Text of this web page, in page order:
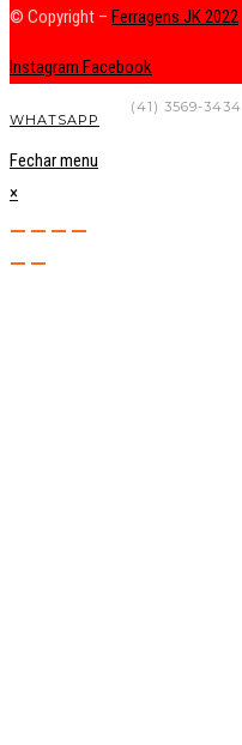
© Copyright – Ferragens JK 2022
Instagram Facebook
(41) 3569-3434
WHATSAPP
Fechar menu
×